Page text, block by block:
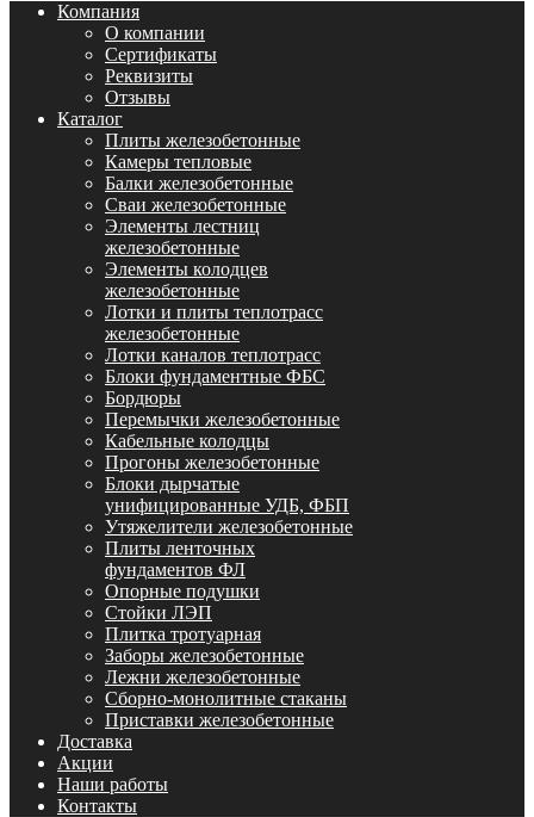
Компания
О компании
Сертификаты
Реквизиты
Отзывы
Каталог
Плиты железобетонные
Камеры тепловые
Балки железобетонные
Сваи железобетонные
Элементы лестниц
железобетонные
Элементы колодцев
железобетонные
Лотки и плиты теплотрасс
железобетонные
Лотки каналов теплотрасс
Блоки фундаментные ФБС
Бордюры
Перемычки железобетонные
Кабельные колодцы
Прогоны железобетонные
Блоки дырчатые
унифицированные УДБ, ФБП
Утяжелители железобетонные
Плиты ленточных
фундаментов ФЛ
Опорные подушки
Стойки ЛЭП
Плитка тротуарная
Заборы железобетонные
Лежни железобетонные
Сборно-монолитные стаканы
Приставки железобетонные
Доставка
Акции
Наши работы
Контакты